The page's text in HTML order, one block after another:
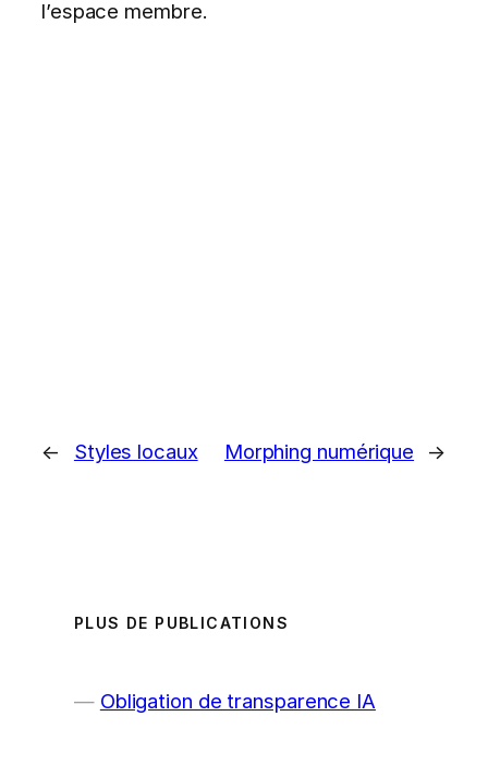
l’espace membre.
← Styles locaux Morphing numérique →
PLUS DE PUBLICATIONS
Obligation de transparence IA